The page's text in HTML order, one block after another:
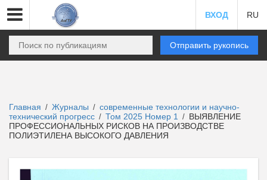
ВХОД RU
Отправить рукопись
Главная / Журналы / современные технологии и научно-
технический прогресс / Том 2025 Номер 1 / ВЫЯВЛЕНИЕ
ПРОФЕССИОНАЛЬНЫХ РИСКОВ НА ПРОИЗВОДСТВЕ
ПОЛИЭТИЛЕНА ВЫСОКОГО ДАВЛЕНИЯ